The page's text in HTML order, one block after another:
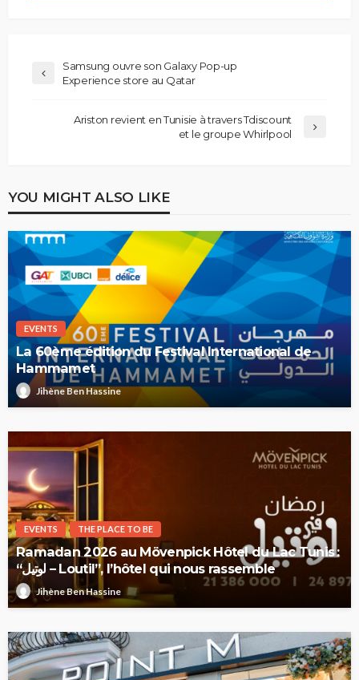
Samsung ouvre son Galaxy Pop-up
Experience store au Qatar
Ariston revient en Tunisie à travers Tdiscount
et le groupe Whirlpool
YOU MIGHT ALSO LIKE
EVENTS
La 60ème édition du Festival International de
Hammamet
Jihène Ben Hassine
EVENTS THE PLACE TO BE
Ramadan 2026 au Mövenpick Hôtel du Lac Tunis :
“لوتيل – Loutil”, l’hôtel qui nous rassemble
Jihène Ben Hassine